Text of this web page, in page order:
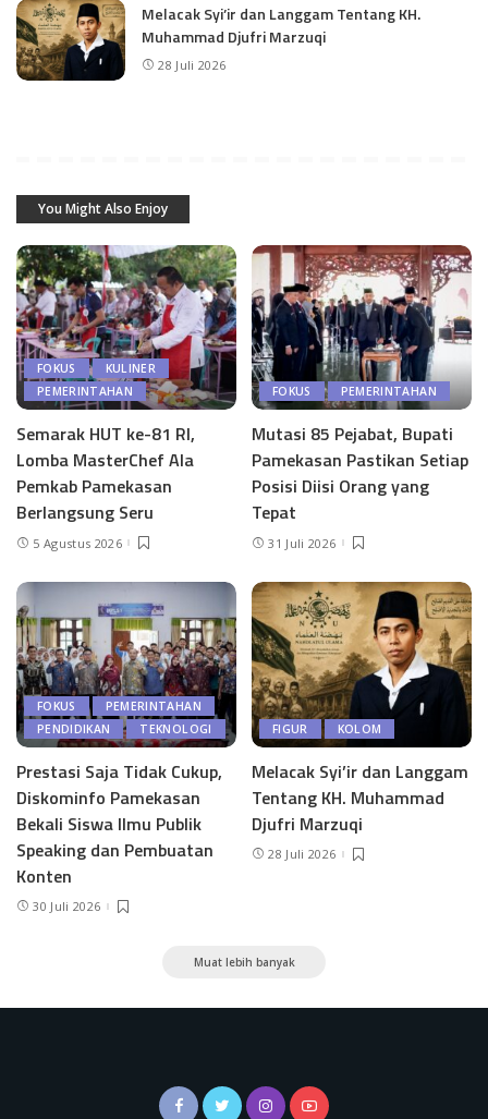
Melacak Syi’ir dan Langgam Tentang KH.
Muhammad Djufri Marzuqi
28 Juli 2026
You Might Also Enjoy
FOKUS
KULINER
PEMERINTAHAN
Semarak HUT ke-81 RI,
Lomba MasterChef Ala
Pemkab Pamekasan
Berlangsung Seru
5 Agustus 2026
FOKUS PEMERINTAHAN
Mutasi 85 Pejabat, Bupati
Pamekasan Pastikan Setiap
Posisi Diisi Orang yang
Tepat
31 Juli 2026
FOKUS
PEMERINTAHAN
PENDIDIKAN
TEKNOLOGI
Prestasi Saja Tidak Cukup,
Diskominfo Pamekasan
Bekali Siswa Ilmu Publik
Speaking dan Pembuatan
Konten
30 Juli 2026
FIGUR KOLOM
Melacak Syi’ir dan Langgam
Tentang KH. Muhammad
Djufri Marzuqi
28 Juli 2026
Muat lebih banyak